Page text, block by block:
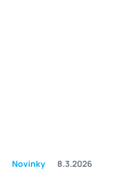
Novinky 8.3.2026